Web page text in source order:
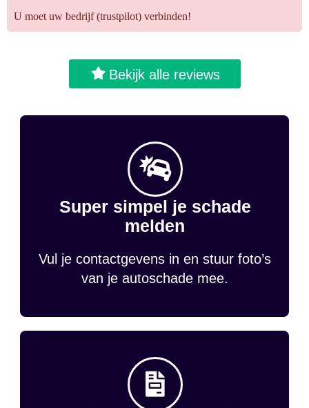
U moet uw bedrijf (trustpilot) verbinden!
Bekijk alle reviews
Super simpel je schade
melden
Vul je contactgevens in en stuur foto’s
van je autoschade mee.